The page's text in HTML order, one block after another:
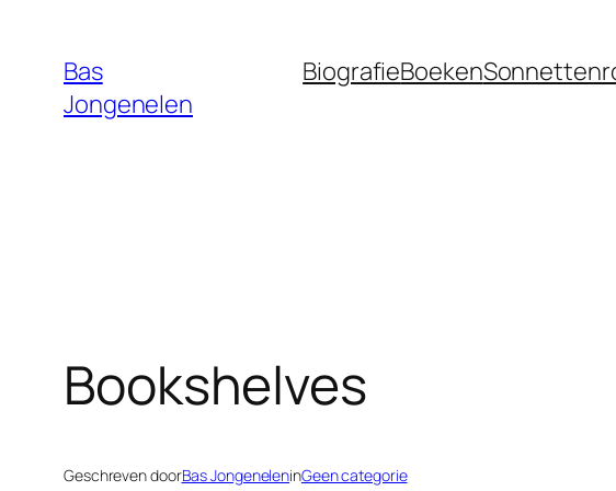
inhoud
Bas
Jongenelen
BiografieBoeken
Bookshelves
Geschreven doorBas JongeneleninGeen categorie